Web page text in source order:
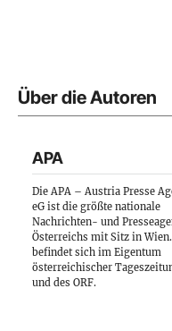
Über die Autoren
APA
Die APA – Austria Presse
eG ist die größte nationale
Nachrichten- und
Österreichs mit Sitz in
befindet sich im Eigentum
österreichischer
und des ORF.